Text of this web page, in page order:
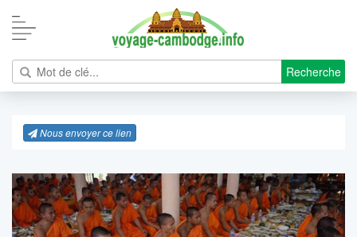
Recherche
Nous envoyer ce lien